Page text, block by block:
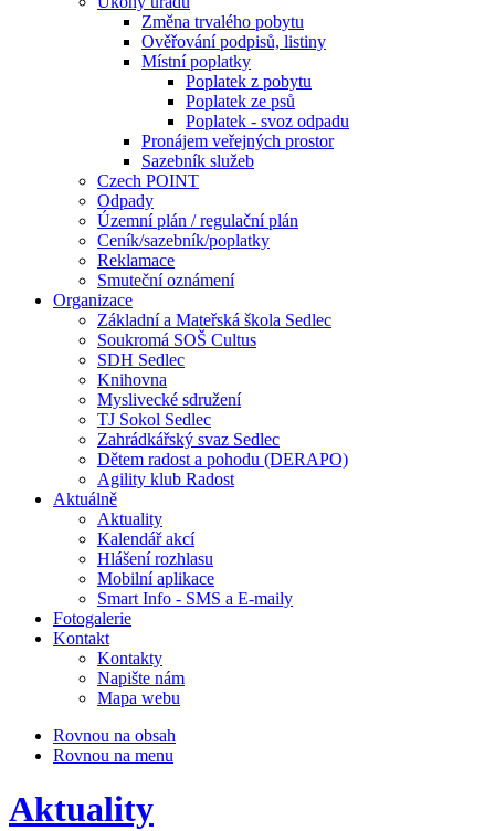
Změna trvalého pobytu
Ověřování podpisů, listiny
Místní poplatky
Poplatek z pobytu
Poplatek ze psů
Poplatek - svoz odpadu
Pronájem veřejných prostor
Sazebník služeb
Czech POINT
Odpady
Územní plán / regulační plán
Ceník/sazebník/poplatky
Reklamace
Smuteční oznámení
Organizace
Základní a Mateřská škola Sedlec
Soukromá SOŠ Cultus
SDH Sedlec
Knihovna
Myslivecké sdružení
TJ Sokol Sedlec
Zahrádkářský svaz Sedlec
Dětem radost a pohodu (DERAPO)
Agility klub Radost
Aktuálně
Aktuality
Kalendář akcí
Hlášení rozhlasu
Mobilní aplikace
Smart Info - SMS a E-maily
Fotogalerie
Kontakt
Kontakty
Napište nám
Mapa webu
Rovnou na obsah
Rovnou na menu
Aktuality